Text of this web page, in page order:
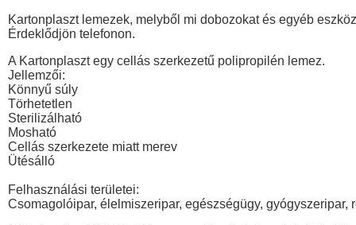
Kartonplaszt lemezek, melyből mi dobozokat és egyéb
Érdeklődjön telefonon.
A Kartonplaszt egy cellás szerkezetű polipropilén lemez.
Jellemzői:
Könnyű súly
Törhetetlen
Sterilizálható
Mosható
Cellás szerkezete miatt merev
Ütésálló
Felhasználási területei:
Csomagolóipar, élelmiszeripar, egészségügy, gyógyszeripar,